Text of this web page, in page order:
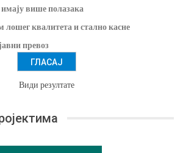
више полазака
лошег квалитета и стално касне
превоз
Види резултате